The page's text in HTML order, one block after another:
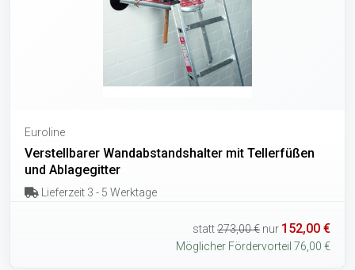
Euroline
Verstellbarer Wandabstandshalter mit Tellerfüßen
und Ablagegitter
Lieferzeit 3 - 5 Werktage
statt273,00 € nur 152,00 €
Möglicher Fördervorteil 76,00 €